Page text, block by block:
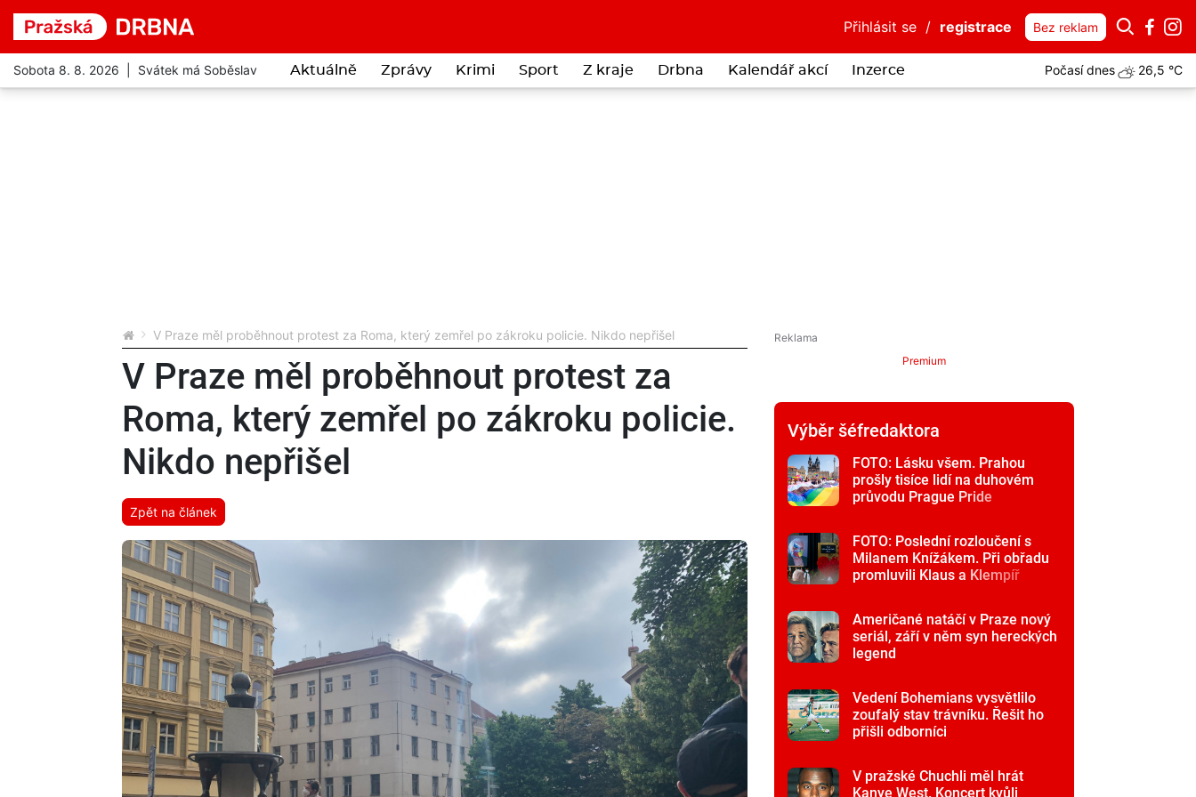
Přihlásit se / registrace Bez reklam
Sobota 8. 8. 2026 | Svátek má Soběslav Aktuálně Zprávy Krimi Sport Z kraje Drbna Kalendář akcí Inzerce Počasí dnes 26,5 °C
V Praze měl proběhnout protest za Roma, který zemřel po zákroku policie. Nikdo nepřišel
V Praze měl proběhnout protest za
Roma, který zemřel po zákroku policie.
Nikdo nepřišel
Zpět na článek
Premium
Výběr šéfredaktora
FOTO: Lásku všem. Prahou
prošly tisíce lidí na duhovém
průvodu Prague Pride
FOTO: Poslední rozloučení s
Milanem Knížákem. Při obřadu
promluvili Klaus a Klempíř
Američané natáčí v Praze nový
seriál, září v něm syn hereckých
legend
Vedení Bohemians vysvětlilo
zoufalý stav trávníku. Řešit ho
přišli odborníci
V pražské Chuchli měl hrát
Kanye West. Koncert kvůli